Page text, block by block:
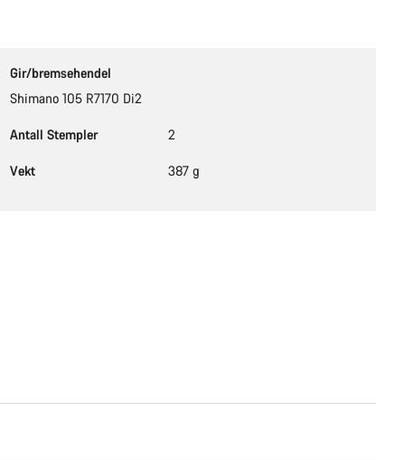
Gir/bremsehendel
Shimano 105 R7170 Di2
Antall Stempler 2
Vekt 387 g